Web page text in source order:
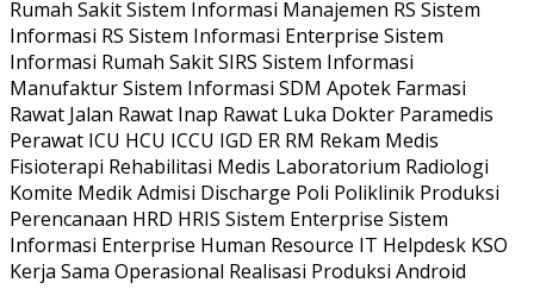
Rumah Sakit Sistem Informasi Manajemen RS Sistem
Informasi RS Sistem Informasi Enterprise Sistem
Informasi Rumah Sakit SIRS Sistem Informasi
Manufaktur Sistem Informasi SDM Apotek Farmasi
Rawat Jalan Rawat Inap Rawat Luka Dokter Paramedis
Perawat ICU HCU ICCU IGD ER RM Rekam Medis
Fisioterapi Rehabilitasi Medis Laboratorium Radiologi
Komite Medik Admisi Discharge Poli Poliklinik Produksi
Perencanaan HRD HRIS Sistem Enterprise Sistem
Informasi Enterprise Human Resource IT Helpdesk KSO
Kerja Sama Operasional Realisasi Produksi Android